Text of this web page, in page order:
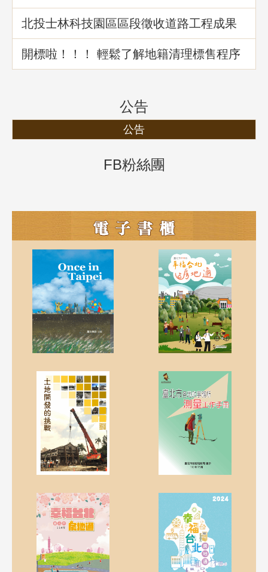
北投士林科技園區區段徵收道路工程成果
介紹
開標啦！！！ 輕鬆了解地籍清理標售程序
公告
公告
FB粉絲團